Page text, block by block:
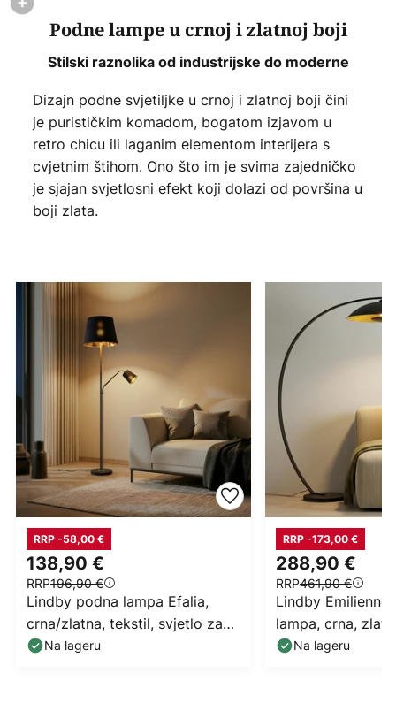
Podne lampe u crnoj i zlatnoj boji
Stilski raznolika od industrijske do moderne
Dizajn podne svjetiljke u crnoj i zlatnoj boji čini
je purističkim komadom, bogatom izjavom u
retro chicu ili laganim elementom interijera s
cvjetnim štihom. Ono što im je svima zajedničko
je sjajan svjetlosni efekt koji dolazi od površina u
boji zlata.
138,90 €
RRP196,90 €
RRP -58,00 €
Lindby podna lampa Efalia,
crna/zlatna, tekstil, svjetlo za
čitanje
Na lageru
288,90 €
RRP461,90 €
RRP -173,00 €
Lindby Emilienne
lampa, crna,
Na lageru